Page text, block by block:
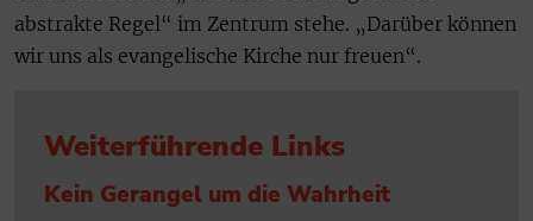
abstrakte Regel“ im Zentrum stehe. „Darüber können
wir uns als evangelische Kirche nur freuen“.
Weiterführende Links
Kein Gerangel um die Wahrheit